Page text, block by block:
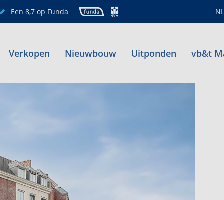
Een 8,7 op Funda NL
Verkopen Nieuwbouw Uitponden vb&t